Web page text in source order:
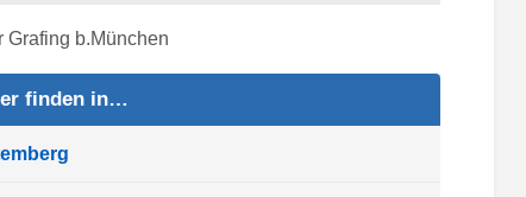
finden in…